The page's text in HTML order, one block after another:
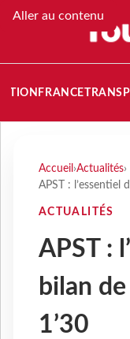
Aller au contenu
FRANCE
Accueil ›Actualités›
APST : l’essentiel
ACTUALITÉS
APST :
bilan
1’30